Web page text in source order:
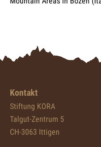
Kontakt
Stiftung KORA
Talgut-Zentrum 5
CH-3063 Ittigen